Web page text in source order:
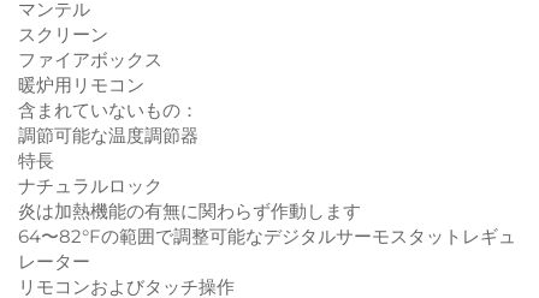
マンテル
スクリーン
ファイアボックス
暖炉用リモコン
含まれていないもの：
調節可能な温度調節器
特長
ナチュラルロック
炎は加熱機能の有無に関わらず作動します
64〜82°Fの範囲で調整可能なデジタルサーモスタットレギュ
レーター
リモコンおよびタッチ操作